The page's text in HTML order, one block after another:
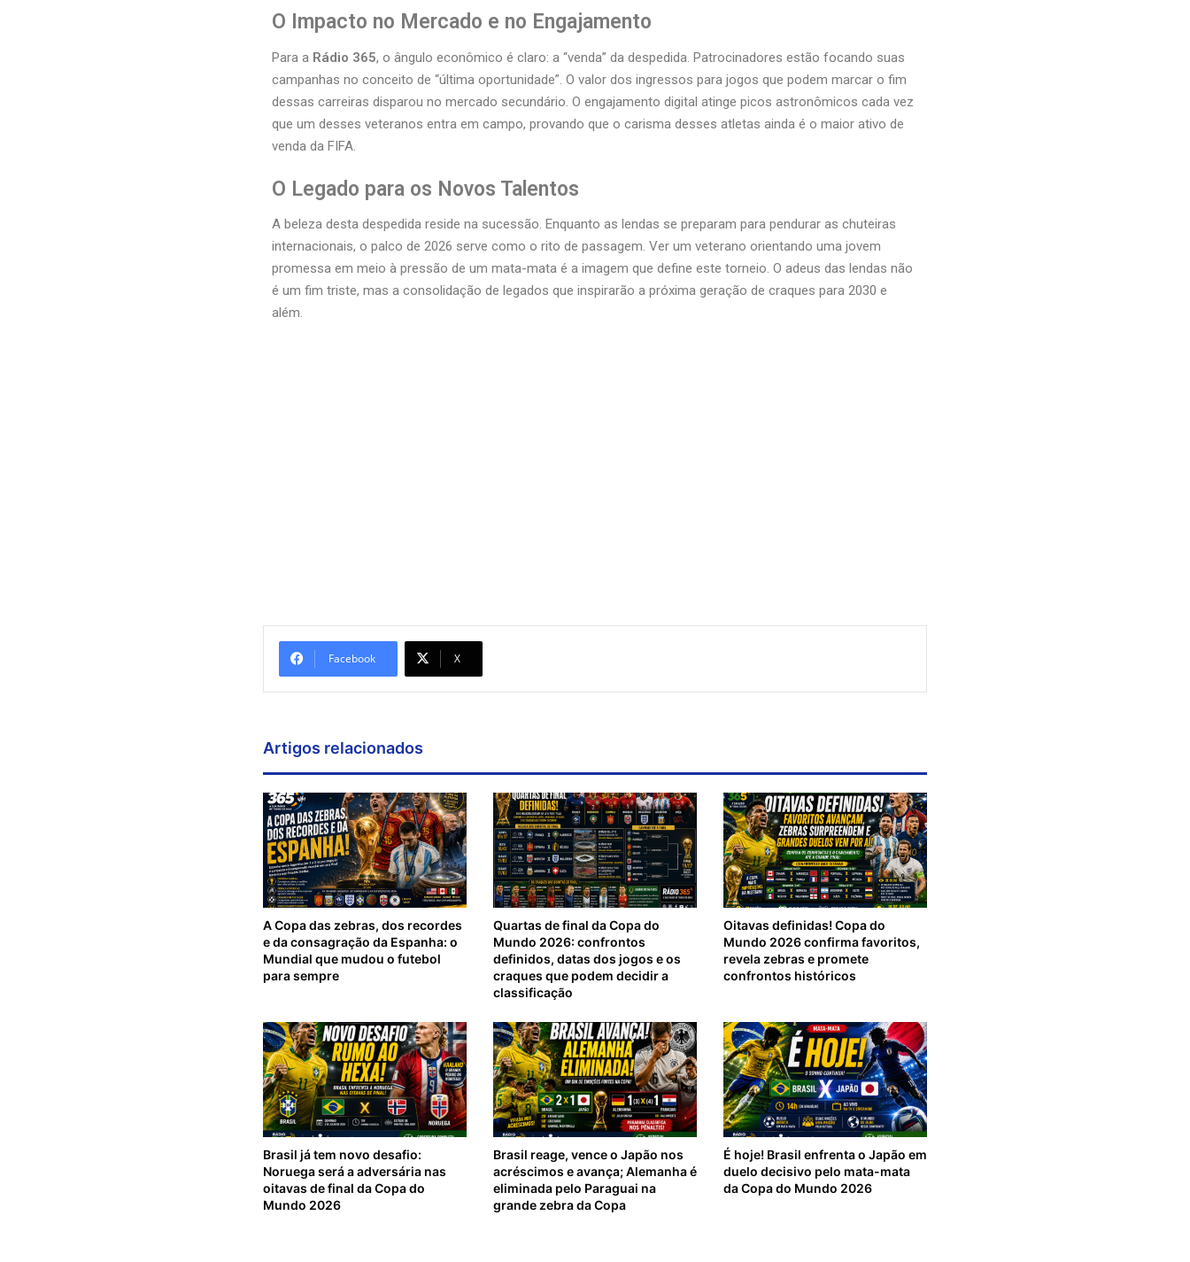
O Impacto no Mercado e no Engajamento
Para a Rádio 365, o ângulo econômico é claro: a “venda” da despedida. Patrocinadores estão focando suas
campanhas no conceito de “última oportunidade”. O valor dos ingressos para jogos que podem marcar o fim
dessas carreiras disparou no mercado secundário. O engajamento digital atinge picos astronômicos cada vez
que um desses veteranos entra em campo, provando que o carisma desses atletas ainda é o maior ativo de
venda da FIFA.
O Legado para os Novos Talentos
A beleza desta despedida reside na sucessão. Enquanto as lendas se preparam para pendurar as chuteiras
internacionais, o palco de 2026 serve como o rito de passagem. Ver um veterano orientando uma jovem
promessa em meio à pressão de um mata-mata é a imagem que define este torneio. O adeus das lendas não
é um fim triste, mas a consolidação de legados que inspirarão a próxima geração de craques para 2030 e
além.
Facebook X
Artigos relacionados
A Copa das zebras, dos recordes
e da consagração da Espanha: o
Mundial que mudou o futebol
para sempre
Quartas de final da Copa do
Mundo 2026: confrontos
definidos, datas dos jogos e os
craques que podem decidir a
classificação
Oitavas definidas! Copa do
Mundo 2026 confirma favoritos,
revela zebras e promete
confrontos históricos
Brasil já tem novo desafio:
Noruega será a adversária nas
oitavas de final da Copa do
Mundo 2026
Brasil reage, vence o Japão nos
acréscimos e avança; Alemanha é
eliminada pelo Paraguai na
grande zebra da Copa
É hoje! Brasil enfrenta o Japão em
duelo decisivo pelo mata-mata
da Copa do Mundo 2026